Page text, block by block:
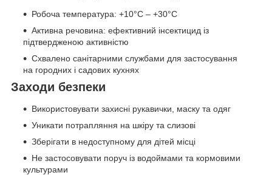
Робоча температура: +10°C – +30°C
Активна речовина: ефективний інсектицид із
підтвердженою активністю
Схвалено санітарними службами для застосування
на городних і садових кухнях
Заходи безпеки
Використовувати захисні рукавички, маску та одяг
Уникати потрапляння на шкіру та слизові
Зберігати в недоступному для дітей місці
Не застосовувати поруч із водоймами та кормовими
культурами